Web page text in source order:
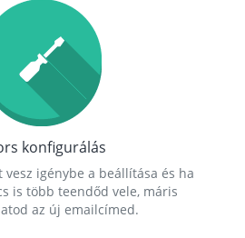
konfigurálás
igénybe a beállítása és ha
is több teendőd vele, máris
az új emailcímed.